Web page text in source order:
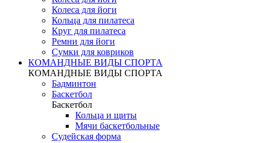
Колеса для йоги
Кольца для пилатеса
Круг для пилатеса
Ремни для йоги
Сумки для ковриков
КОМАНДНЫЕ ВИДЫ СПОРТА
КОМАНДНЫЕ ВИДЫ СПОРТА
Бадминтон
Баскетбол
Баскетбол
Кольца и щиты
Мячи баскетбольные
Судейская форма